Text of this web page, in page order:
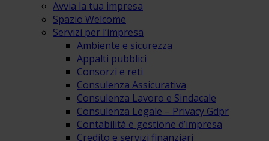
Avvia la tua impresa
Spazio Welcome
Servizi per l’impresa
Ambiente e sicurezza
Appalti pubblici
Consorzi e reti
Consulenza Assicurativa
Consulenza Lavoro e Sindacale
Consulenza Legale – Privacy Gdpr
Contabilità e gestione d’impresa
Credito e servizi finanziari